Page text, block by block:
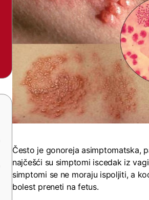
Često je gonoreja asimptomatska,
najčešći su simptomi iscedak iz
simptomi se ne moraju ispoljiti, a
bolest preneti na fetus.